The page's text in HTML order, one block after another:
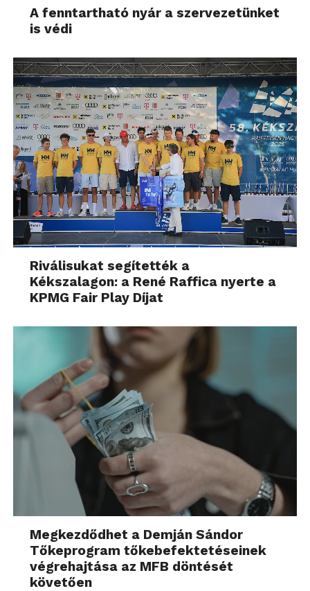
A fenntartható nyár a szervezetünket
is védi
Riválisukat segítették a
Kékszalagon: a René Raffica nyerte a
KPMG Fair Play Díjat
Megkezdődhet a Demján Sándor
Tőkeprogram tőkebefektetéseinek
végrehajtása az MFB döntését
követően